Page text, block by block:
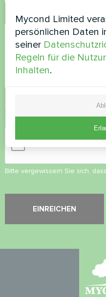
Kommentar
Bitte vergewissern Sie sich,
Mycond Limited
persönlichen Daten
seiner
Regeln für die
Inhalten.